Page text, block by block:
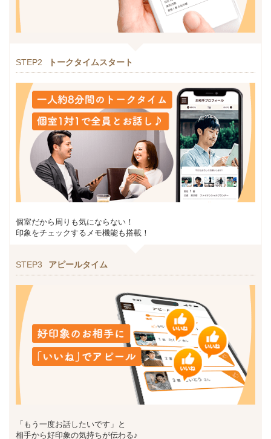
STEP2 トークタイムスタート
個室だから周りも気にならない！
印象をチェックするメモ機能も搭載！
STEP3 アピールタイム
「もう一度お話したいです」と
相手から好印象の気持ちが伝わる♪